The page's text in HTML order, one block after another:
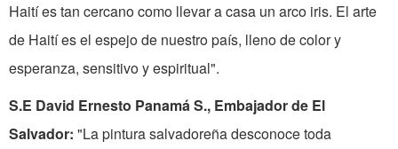
Haití es tan cercano como llevar a casa un arco iris. El arte
de Haití es el espejo de nuestro país, lleno de color y
esperanza, sensitivo y espiritual".
S.E David Ernesto Panamá S., Embajador de El
Salvador: "La pintura salvadoreña desconoce toda